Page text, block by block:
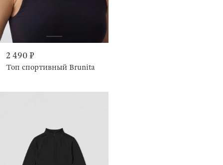
2 490 ₽
Топ спортивный Brunita